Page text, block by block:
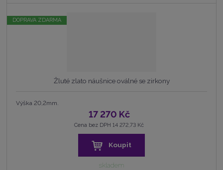
Žluté zlato náušnice oválné se zirkony
DOPRAVA ZDARMA
Výška 20,2mm.
17 270 Kč
Cena bez DPH 14 272,73 Kč
Koupit
skladem